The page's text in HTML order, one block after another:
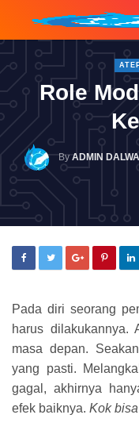
Role
ByADMIN
Pada diri seorang
harus dilakukannya.
masa depan.
yang pasti.
gagal, akhirnya
efek baiknya. Kok